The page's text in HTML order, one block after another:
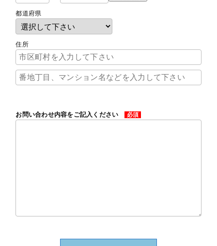
都道府県
住所
お問い合わせ内容をご記入ください 必須